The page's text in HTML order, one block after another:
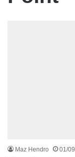
Maz Hendro 01/